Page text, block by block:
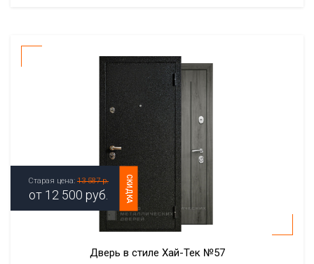
СКИДКА
Старая цена: 13 587 р.
от 12 500 руб.
Дверь в стиле Хай-Тек №57